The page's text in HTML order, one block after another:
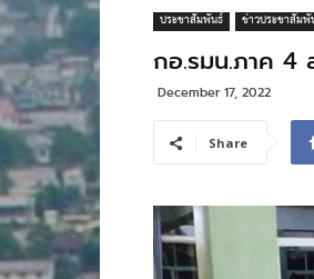
ประชาสัมพันธ์ ข่าวประชาสัมพั
กอ.รมน.ภาค 4
December 17, 2022
Share